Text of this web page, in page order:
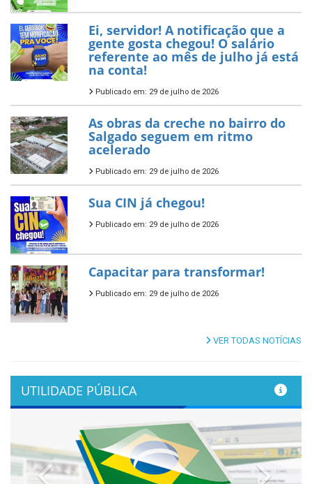
Ei, servidor! A notificação que a
gente gosta chegou! O salário
referente ao mês de julho já está
na conta!
Publicado em: 29 de julho de 2026
As obras da creche no bairro do
Salgado seguem em ritmo
acelerado
Publicado em: 29 de julho de 2026
Sua CIN já chegou!
Publicado em: 29 de julho de 2026
Capacitar para transformar!
Publicado em: 29 de julho de 2026
VER TODAS NOTÍCIAS
UTILIDADE PÚBLICA
Previous Next